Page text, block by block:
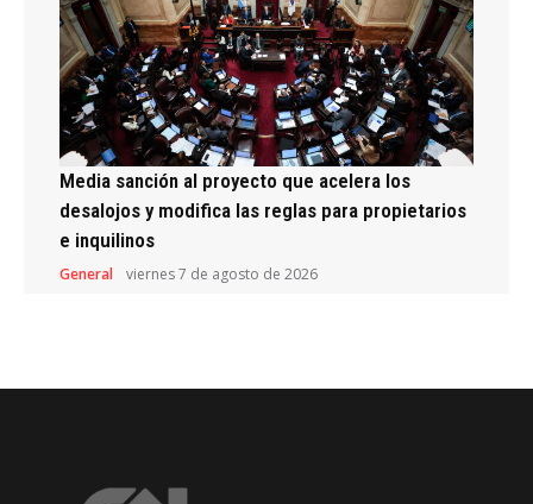
Media sanción al proyecto que acelera los
desalojos y modifica las reglas para propietarios
e inquilinos
General viernes 7 de agosto de 2026